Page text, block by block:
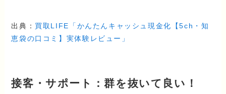
出典： 買取LIFE「かんたんキャッシュ現金化【5ch・知
恵袋の口コミ】実体験レビュー」
接客・サポート：群を抜いて良い！